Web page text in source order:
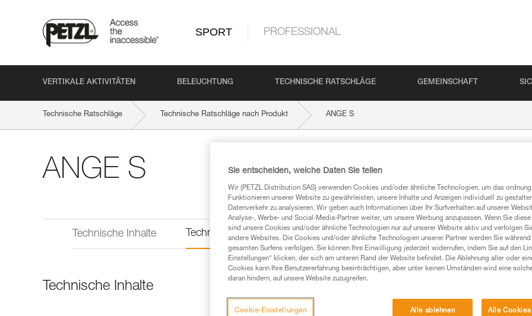
SPORT PROFESSIONAL
VERTIKALE AKTIVITÄTEN BELEUCHTUNG TECHNISCHE RATSCHLÄGE GEMEINSCHAFT
Technische Ratschläge Technische Ratschläge nach Produkt ANGE S
ANGE S
Technische Inhalte Technische Informationen
Technische Inhalte
Sie entscheiden, welche Daten Sie teilen
Wir (PETZL Distribution SAS) verwenden Cookies und/oder ähnliche Technologien, um das
Funktionieren unserer Website zu gewährleisten, unsere Inhalte und Anzeigen individuell zu
Datenverkehr zu analysieren. Wir geben auch Informationen über Ihr Surfverhalten auf unserer
Analyse-, Werbe- und Social-Media-Partner weiter, um unsere Werbung anzupassen. Wenn Sie
sind unsere Cookies und/oder ähnliche Technologien nur auf unserer Website aktiv und verfolgen
andere Websites. Die Cookies und/oder ähnliche Technologien unserer Partner werden Sie während
gesamten Surfens verfolgen. Sie können Ihre Einwilligung jederzeit widerrufen, indem Sie auf den
Einstellungen“ klicken, der sich am unteren Rand der Website befindet. Die Ablehnung aller oder
Cookies kann Ihre Benutzererfahrung beeinträchtigen, aber unter keinen Umständen wird eine
daran hindern, auf unsere Website zuzugreifen.
Alle ablehnen Alle
Cookie-Einstellungen